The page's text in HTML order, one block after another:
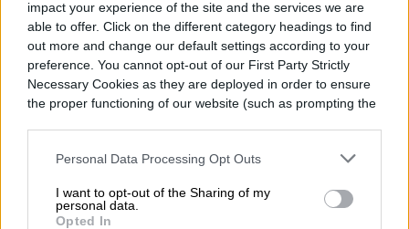
impact your experience of the site and the services we are
able to offer. Click on the different category headings to find
out more and change our default settings according to your
preference. You cannot opt-out of our First Party Strictly
Necessary Cookies as they are deployed in order to ensure
the proper functioning of our website (such as prompting the
Personal Data Processing Opt Outs
I want to opt-out of the Sharing of my
personal data.
Opted In
Diego Bastarrica es Senior Editor y Head of
Content en Digital Trends en Español,
donde lidera la estrategia editorial, SEO…
Topics
NoticiasHomepage